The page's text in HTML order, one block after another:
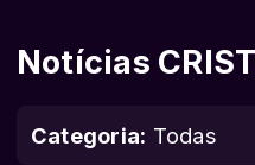
Notícias
Categoria: Todas